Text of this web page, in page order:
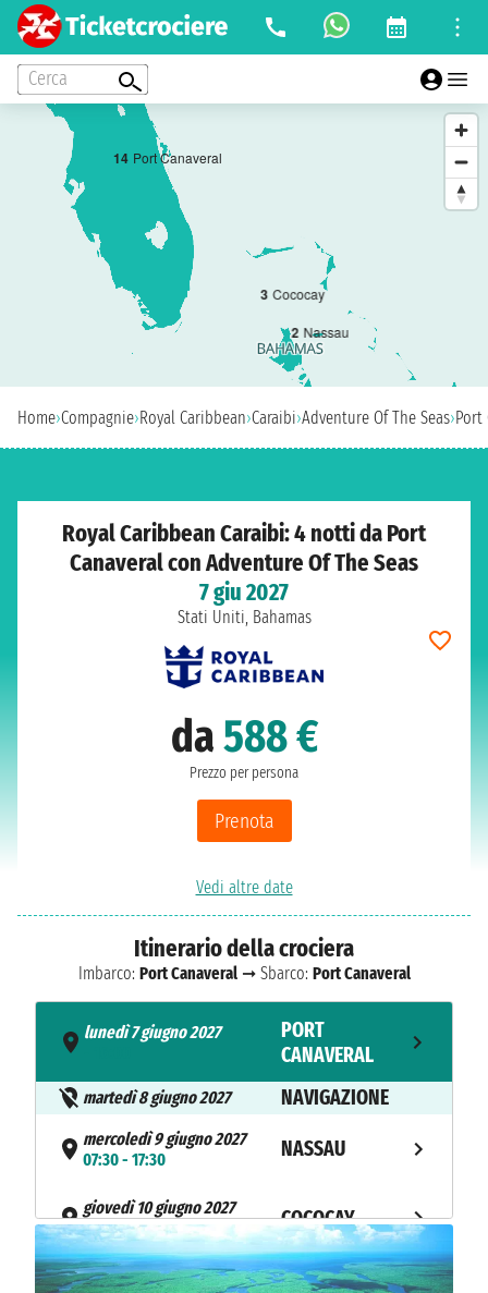
Cerca
14 Port Canaveral
2 Nassau
3 Cococay
Home›Compagnie›Royal Caribbean›Caraibi›Adventure Of The Seas›Port
Royal Caribbean Caraibi: 4 notti da Port
Canaveral con Adventure Of The Seas
7 giu 2027
Stati Uniti, Bahamas
da588 €
Prezzo per persona
Prenota
Vedi altre date
Itinerario della crociera
Imbarco: Port Canaveral➞ Sbarco: Port Canaveral
lunedì 7 giugno 2027
PORT
CANAVERAL
martedì 8 giugno 2027 NAVIGAZIONE
mercoledì 9 giugno 2027
07:30 - 17:30
NASSAU
giovedì 10 giugno 2027
07:00 - 17:00
COCOCAY
venerdì 11 giugno 2027
PORT